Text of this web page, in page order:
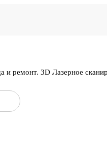
и ремонт. 3D Лазерное